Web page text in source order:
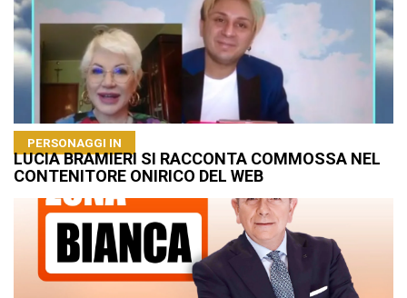
PERSONAGGI IN
LUCIA BRAMIERI SI RACCONTA COMMOSSA NEL
CONTENITORE ONIRICO DEL WEB